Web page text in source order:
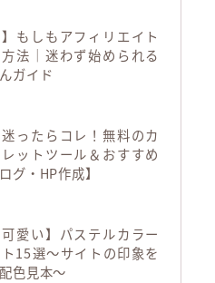
】もしもアフィリエイト
法｜迷わず始められる
ガイド
ったらコレ！無料のカ
ットツール＆おすすめ
グ・HP作成】
可愛い】パステルカラー
15選～サイトの印象を
色見本～